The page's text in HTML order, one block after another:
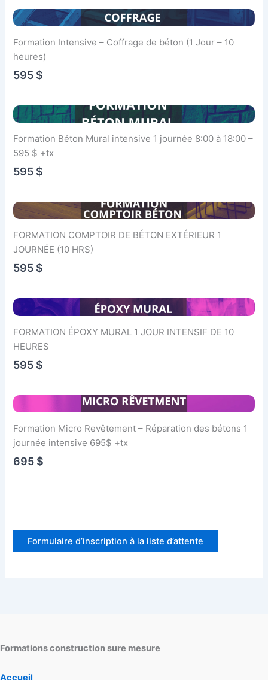
Formation Intensive – Coffrage de béton (1 Jour – 10
heures)
595 $
Formation Béton Mural intensive 1 journée 8:00 à 18:00 –
595 $ +tx
595 $
FORMATION COMPTOIR DE BÉTON EXTÉRIEUR 1
JOURNÉE (10 HRS)
595 $
FORMATION ÉPOXY MURAL 1 JOUR INTENSIF DE 10
HEURES
595 $
Formation Micro Revêtement – Réparation des bétons 1
journée intensive 695$ +tx
695 $
Formulaire d’inscription à la liste d’attente
Formations construction sure mesure
Accueil